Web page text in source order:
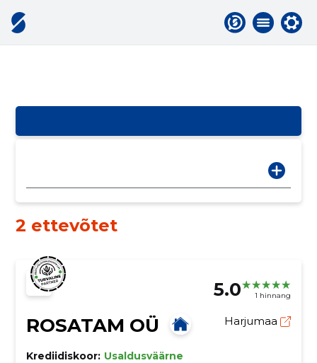
2 ettevõtet
5.0 1 hinnang
ROSATAM OÜ Harjumaa
Krediidiskoor: Usaldusväärne